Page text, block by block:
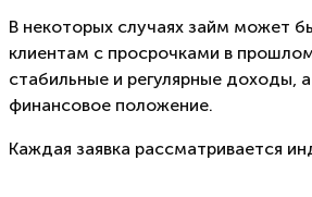
В некоторых случаях займ может
клиентам с просрочками в
стабильные и регулярные доходы,
финансовое положение.
Каждая заявка рассматривается